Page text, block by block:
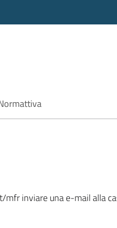
di
inviare una e-mail alla